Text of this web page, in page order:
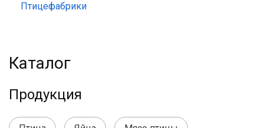
Птицефабрики
Каталог
Продукция